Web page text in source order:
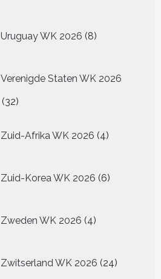
Uruguay WK 2026 8
producten
Verenigde Staten WK 2026
3232
Zuid-Afrika WK 2026 4
producten
Zuid-Korea WK 2026 6
producten
Zweden WK 2026 4
producten
Zwitserland WK 2026 24
producten